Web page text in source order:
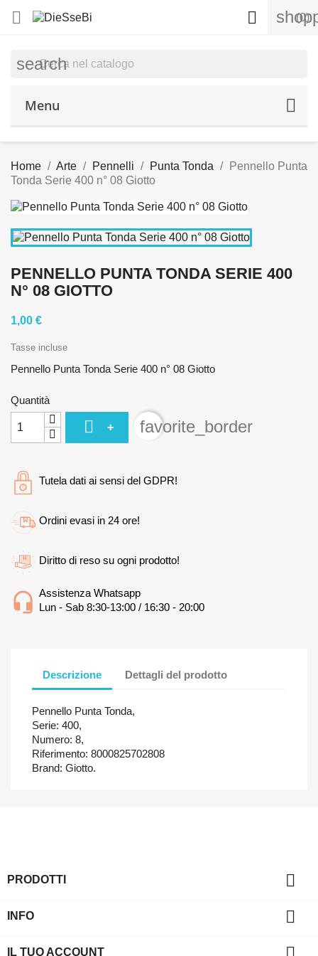
 (0)

search
Menu
Home Arte Pennelli Punta Tonda
Pennello Punta
Tonda Serie 400 n° 08 Giotto
PENNELLO PUNTA TONDA SERIE 400
N° 08 GIOTTO
1,00 €
Tasse incluse
Pennello Punta Tonda Serie 400 n° 08 Giotto
Quantità
 + favorite_border
Tutela dati ai sensi del GDPR!
Ordini evasi in 24 ore!
Diritto di reso su ogni prodotto!
Assistenza Whatsapp
Lun - Sab 8:30-13:00 / 16:30 - 20:00
Descrizione Dettagli del prodotto
Pennello Punta Tonda,
Serie: 400,
Numero: 8,
Riferimento: 8000825702808
Brand: Giotto.
PRODOTTI 
INFO 
IL TUO ACCOUNT